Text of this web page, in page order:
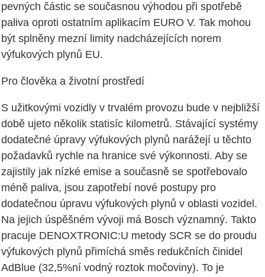
pevných částic se současnou výhodou při spotřebě
paliva oproti ostatním aplikacím EURO V. Tak mohou
být splněny mezní limity nadcházejících norem
výfukových plynů EU.
Pro člověka a životní prostředí
S užitkovými vozidly v trvalém provozu bude v nejbližší
době ujeto několik statisíc kilometrů. Stávající systémy
dodatečné úpravy výfukových plynů narážejí u těchto
požadavků rychle na hranice své výkonnosti. Aby se
zajistily jak nízké emise a současně se spotřebovalo
méně paliva, jsou zapotřebí nové postupy pro
dodatečnou úpravu výfukových plynů v oblasti vozidel.
Na jejich úspěšném vývoji má Bosch významný. Takto
pracuje DENOXTRONIC:U metody SCR se do proudu
výfukových plynů přimíchá směs redukčních činidel
AdBlue (32,5%ní vodný roztok močoviny). To je